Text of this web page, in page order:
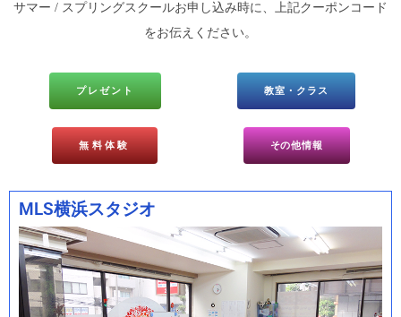
サマー / スプリングスクールお申し込み時に、上記クーポンコード
をお伝えください。
プレゼント 教室・クラス
無料体験 その他情報
MLS横浜スタジオ